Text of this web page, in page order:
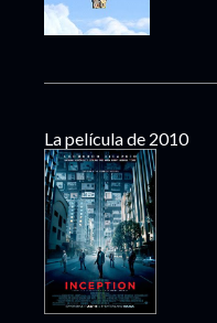
La película de 2010